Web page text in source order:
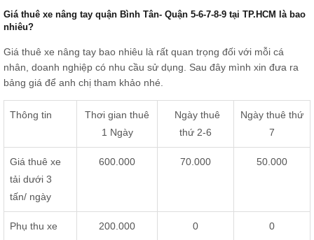
Giá thuê xe nâng tay quận Bình Tân- Quận 5-6-7-8-9 tại TP.HCM là bao
nhiêu?
Giá thuê xe nâng tay bao nhiêu là rất quan trọng đối với mỗi cá
nhân, doanh nghiệp có nhu cầu sử dụng. Sau đây mình xin đưa ra
bảng giá để anh chị tham khảo nhé.
Thông tin
Thơi gian thuê
1 Ngày
Ngày thuê
thứ 2-6
Ngày thuê thứ
7
Giá thuê xe
tải dưới 3
tấn/ ngày
600.000 70.000 50.000
Phụ thu xe
200.000 0 0